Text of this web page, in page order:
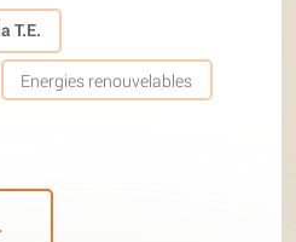
T.E.
Energies renouvelables